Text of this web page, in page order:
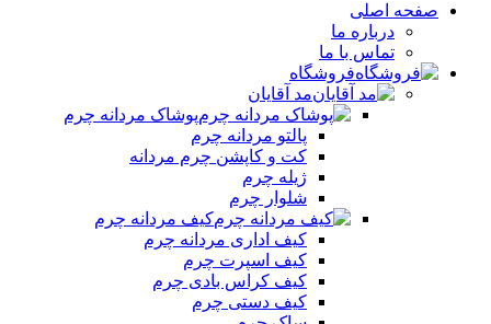
صفحه اصلی
درباره ما
تماس با ما
فروشگاه
مد آقایان
پوشاک مردانه چرم
پالتو مردانه چرم
کت و کاپشن چرم مردانه
ژیله چرم
شلوار چرم
کیف مردانه چرم
کیف اداری مردانه چرم
کیف اسپرت چرم
کیف کراس بادی چرم
کیف دستی چرم